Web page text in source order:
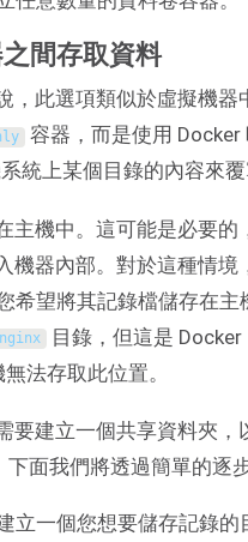
間存取資料
，此選項類似於虛擬機器
容器，而是使用 Docker
統上某個目錄的內容來
主機中。這可能是必要的
機器內部。對於這種情境
希望將其記錄檔儲存在
nginx 目錄，但這是 Docker
法存取此位置。
要建立一個共享資料夾，
下面我們將透過簡單的逐
立一個您想要儲存記錄的